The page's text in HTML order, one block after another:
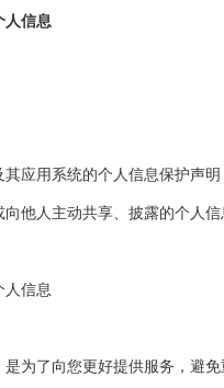
人信息
应用系统的个人信息保护声
他人主动共享、披露的个人
人信息
为了向您更好提供服务，避